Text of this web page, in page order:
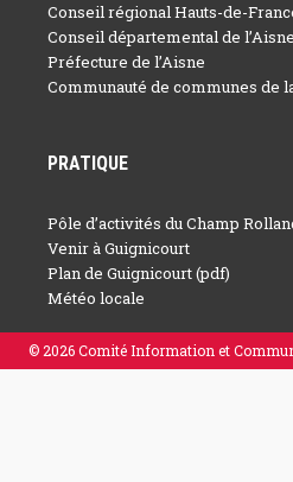
Conseil régional Hauts-de-
Conseil départemental de l’Aisne
Préfecture de l’Aisne
Communauté de communes de
PRATIQUE
Pôle d’activités du Champ
Venir à Guignicourt
Plan de Guignicourt (pdf)
Météo locale
© 2026 Comité Information et